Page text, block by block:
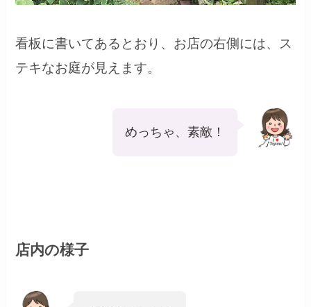
看板に書いてあるとおり、お店の右側には、ス
テキなお庭が見えます。
めっちゃ、素敵！
店内の様子